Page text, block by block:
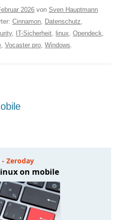
2026 von Sven Hauptmann
Cinnamon, Datenschutz,
, IT-Sicherheit, linux, Opendeck,
, Vocaster pro, Windows.